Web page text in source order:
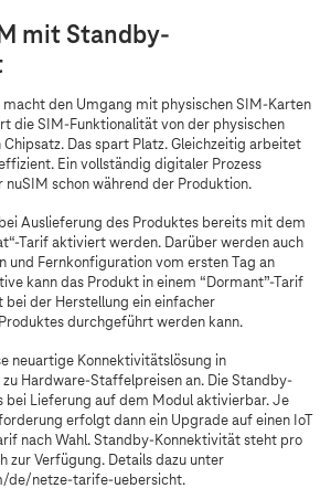
mit Standby-
macht den Umgang mit physischen SIM-Karten
die SIM-Funktionalität von der physischen
Das spart Platz. Gleichzeitig arbeitet
Ein vollständig digitaler Prozess
schon während der Produktion.
Auslieferung des Produktes bereits mit dem
Tarif aktiviert werden. Darüber werden auch
und Fernkonfiguration vom ersten Tag an
kann das Produkt in einem “Dormant”-Tarif
der Herstellung ein einfacher
durchgeführt werden kann.
neuartige Konnektivitätslösung in
Hardware-Staffelpreisen an. Die Standby-
bei Lieferung auf dem Modul aktivierbar. Je
erfolgt dann ein Upgrade auf einen IoT
nach Wahl. Standby-Konnektivität steht pro
zur Verfügung. Details dazu unter
de/netze-tarife-uebersicht.